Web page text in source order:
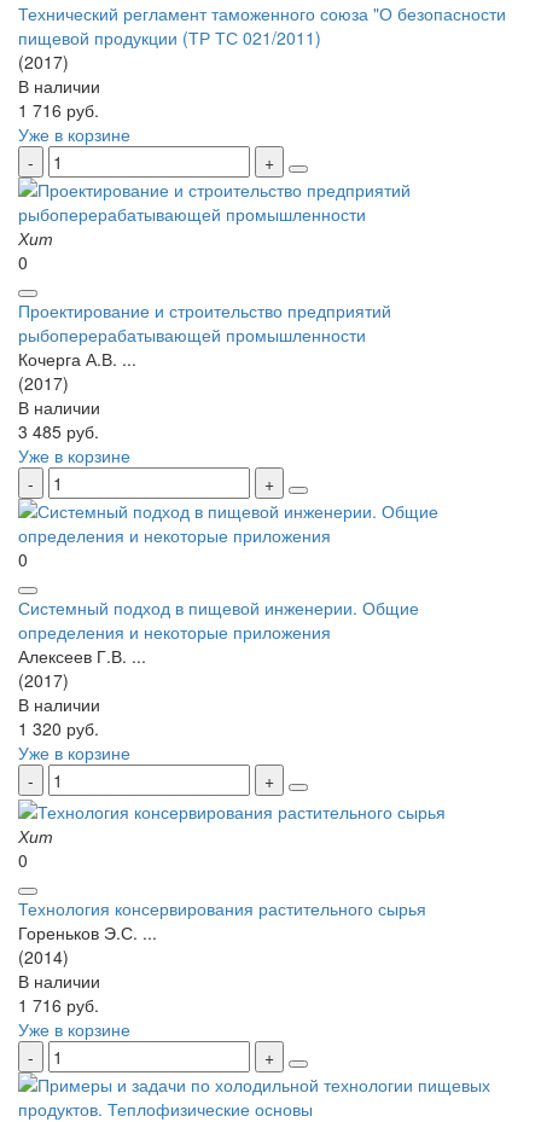
Технический регламент таможенного союза "О безопасности
пищевой продукции (ТР ТС 021/2011)
(2017)
В наличии
1 716 руб.
Уже в корзине
Хит
0
Проектирование и строительство предприятий
рыбоперерабатывающей промышленности
Кочерга А.В. ...
(2017)
В наличии
3 485 руб.
Уже в корзине
0
Системный подход в пищевой инженерии. Общие
определения и некоторые приложения
Алексеев Г.В. ...
(2017)
В наличии
1 320 руб.
Уже в корзине
Хит
0
Технология консервирования растительного сырья
Гореньков Э.С. ...
(2014)
В наличии
1 716 руб.
Уже в корзине